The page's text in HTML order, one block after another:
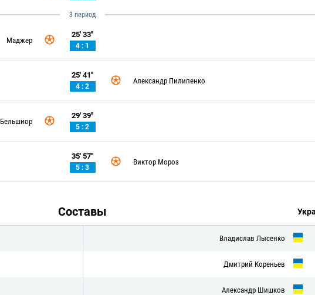
3 период
Маджер
25' 33''
4 : 1
25' 41''
4 : 2
Александр Пилипенко
Бельшиор
29' 39''
5 : 2
35' 57''
5 : 3
Виктор Мороз
Составы
Владислав Лысенко
Дмитрий Кореньев
Александр Шишков